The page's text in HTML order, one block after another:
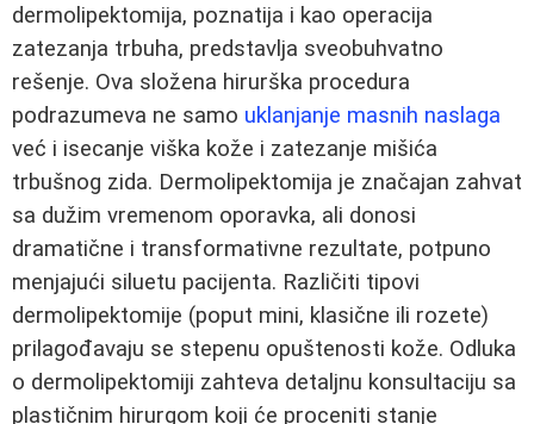
dermolipektomija, poznatija i kao operacija
zatezanja trbuha, predstavlja sveobuhvatno
rešenje. Ova složena hirurška procedura
podrazumeva ne samo uklanjanje masnih naslaga
već i isecanje viška kože i zatezanje mišića
trbušnog zida. Dermolipektomija je značajan zahvat
sa dužim vremenom oporavka, ali donosi
dramatične i transformativne rezultate, potpuno
menjajući siluetu pacijenta. Različiti tipovi
dermolipektomije (poput mini, klasične ili rozete)
prilagođavaju se stepenu opuštenosti kože. Odluka
o dermolipektomiji zahteva detaljnu konsultaciju sa
plastičnim hirurgom koji će proceniti stanje